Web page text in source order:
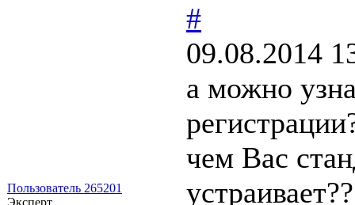
Пользователь 265201
Эксперт
#
09.08.2014
а можно
чем Вас